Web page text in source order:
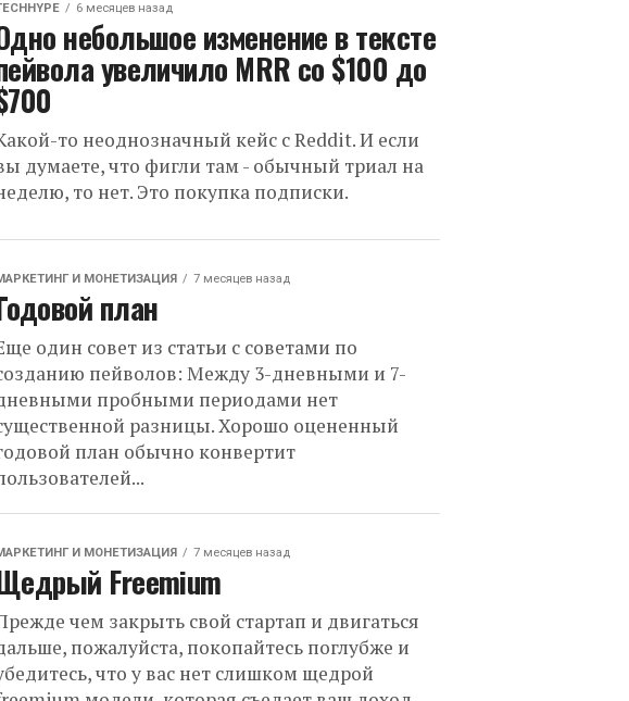
6 месяцев назад
небольшое изменение в тексте
увеличило MRR со $100 до
то неоднозначный кейс с Reddit. И если
думаете, что фигли там - обычный триал на
то нет. Это покупка подписки.
И МОНЕТИЗАЦИЯ 7 месяцев назад
план
один совет из статьи с советами по
пейволов: Между 3-дневными и 7-
пробными периодами нет
разницы. Хорошо оцененный
план обычно конвертит
И МОНЕТИЗАЦИЯ 7 месяцев назад
Freemium
чем закрыть свой стартап и двигаться
пожалуйста, покопайтесь поглубже и
что у вас нет слишком щедрой